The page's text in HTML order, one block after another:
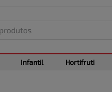
Infantil Hortifruti